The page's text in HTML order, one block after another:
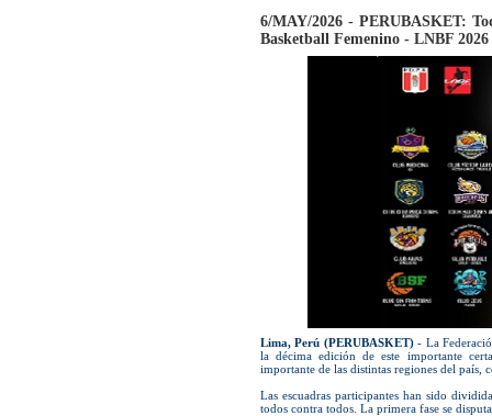
6/MAY/2026 - PERUBASKET:
Basketball Femenino - LNBF 2026
Lima, Perú (PERUBASKET)- La
la décima edición de este importante
importante de las distintas regiones del
Las escuadras participantes han sido
todos contra todos. La primera fase se